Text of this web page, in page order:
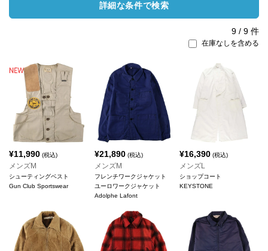
詳細な条件で検索
9 / 9 件
在庫なしを含める
¥11,990 (税込)
メンズM
シューティングベスト
Gun Club Sportswear
¥21,890(税込)
メンズM
フレンチワークジャケット
ユーロワークジャケット
Adolphe Lafont
¥16,390 (税込)
メンズL
ショップコート
KEYSTONE